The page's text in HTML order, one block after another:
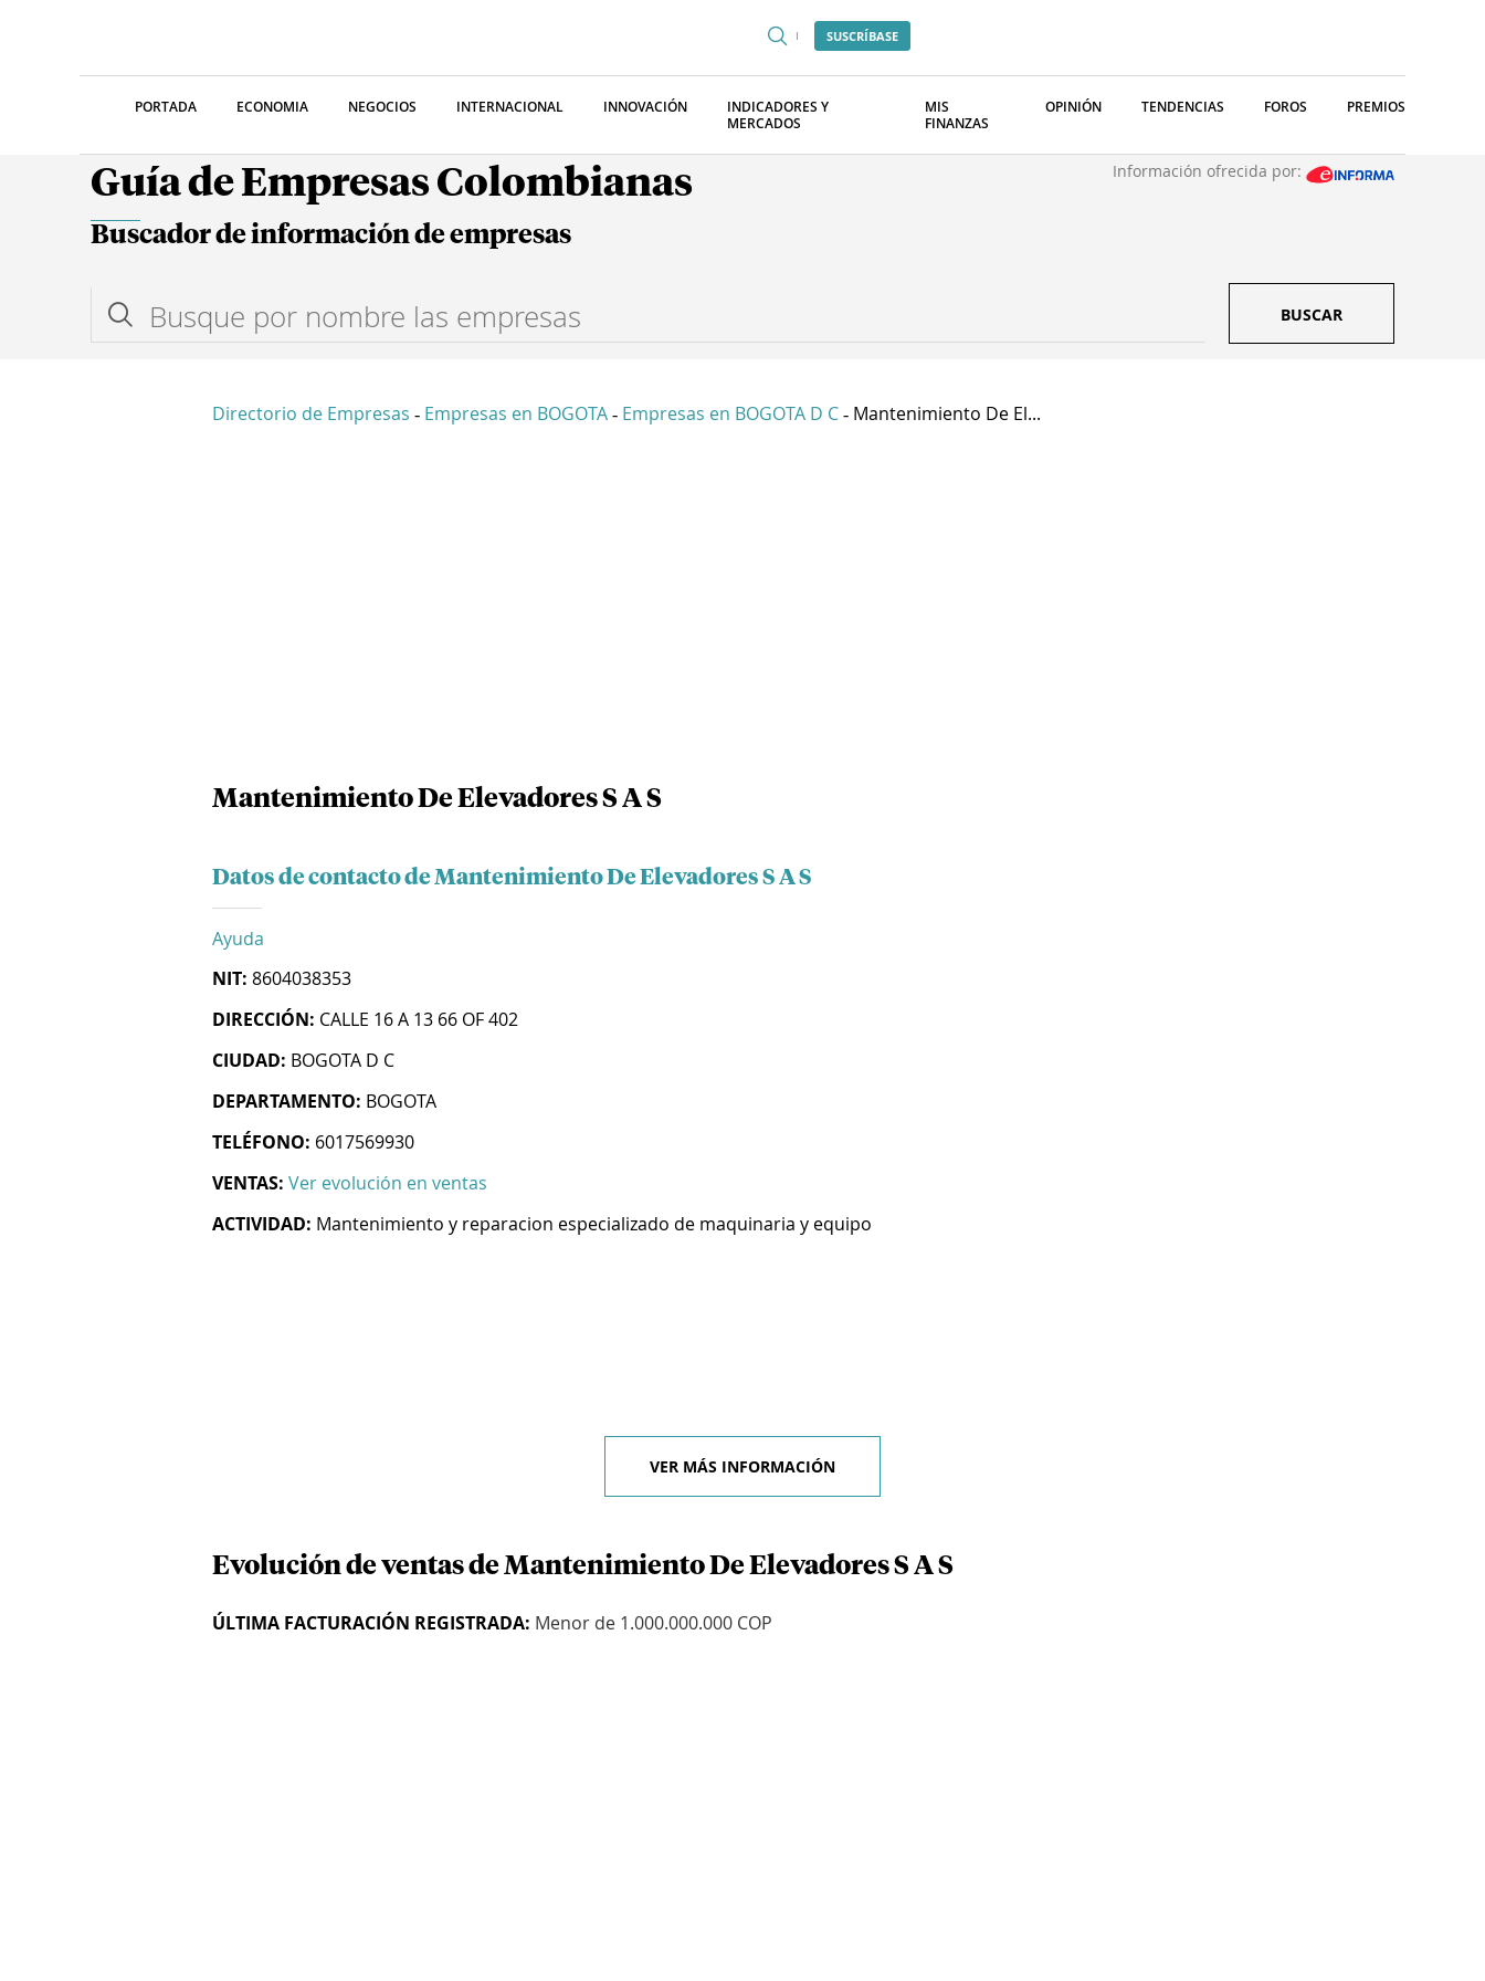
SUSCRÍBASE
PORTADA ECONOMIA NEGOCIOS INTERNACIONAL INNOVACIÓN
INDICADORES Y
MERCADOS
MIS
FINANZAS
OPINIÓN TENDENCIAS FOROS PREMIOS
Guía de Empresas Colombianas Información ofrecida por:
Buscador de información de empresas
BUSCAR
Directorio de Empresas - Empresas en BOGOTA - Empresas en BOGOTA D C - Mantenimiento De El...
Mantenimiento De Elevadores S A S
Datos de contacto de Mantenimiento De Elevadores S A S
Ayuda
NIT: 8604038353
DIRECCIÓN: CALLE 16 A 13 66 OF 402
CIUDAD: BOGOTA D C
DEPARTAMENTO: BOGOTA
TELÉFONO: 6017569930
VENTAS: Ver evolución en ventas
ACTIVIDAD: Mantenimiento y reparacion especializado de maquinaria y equipo
VER MÁS INFORMACIÓN
Evolución de ventas de Mantenimiento De Elevadores S A S
ÚLTIMA FACTURACIÓN REGISTRADA: Menor de 1.000.000.000 COP